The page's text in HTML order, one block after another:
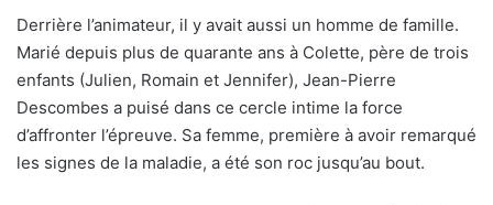
Derrière l’animateur, il y avait aussi un homme de famille.
Marié depuis plus de quarante ans à Colette, père de trois
enfants (Julien, Romain et Jennifer), Jean-Pierre
Descombes a puisé dans ce cercle intime la force
d’affronter l’épreuve. Sa femme, première à avoir remarqué
les signes de la maladie, a été son roc jusqu’au bout.